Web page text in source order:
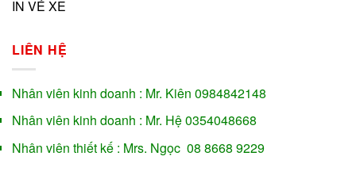
IN VÉ XE
LIÊN HỆ
Nhân viên kinh doanh : Mr. Kiên 0984842148
Nhân viên kinh doanh : Mr. Hệ 0354048668
Nhân viên thiết kế : Mrs. Ngọc 08 8668 9229